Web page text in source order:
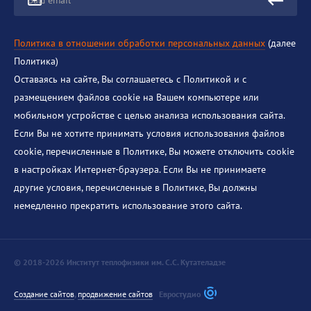
Политика в отношении обработки персональных данных (далее
Политика)
Оставаясь на сайте, Вы соглашаетесь с Политикой и с
размещением файлов cookie на Вашем компьютере или
мобильном устройстве с целью анализа использования сайта.
Если Вы не хотите принимать условия использования файлов
cookie, перечисленные в Политике, Вы можете отключить cookie
в настройках Интернет-браузера. Если Вы не принимаете
другие условия, перечисленные в Политике, Вы должны
немедленно прекратить использование этого сайта.
© 2018-2026 Институт теплофизики им. С.С. Кутателадзе
Создание сайтов, продвижение сайтов Евростудио